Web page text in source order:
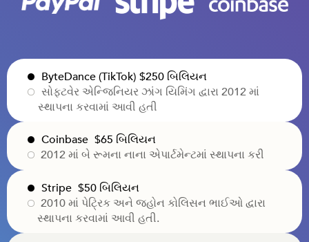
ByteDance (TikTok) $250 બિલિયન
સોફ્ટવેર એન્જિનિયર ઝાંગ યિમિંગ દ્વારા 2012 માં
સ્થાપના કરવામાં આવી હતી
Coinbase $65 બિલિયન
2012 માં બે રૂમના નાના એપાર્ટમેન્ટમાં સ્થાપના કરી
Stripe $50 બિલિયન
2010 માં પેટ્રિક અને જ્હોન કોલિસન ભાઈઓ દ્વારા
સ્થાપના કરવામાં આવી હતી.